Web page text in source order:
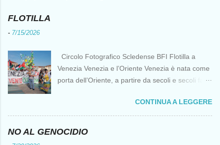
FLOTILLA
- 7/15/2026
Circolo Fotografico Scledense BFI Flotilla a
Venezia Venezia e l’Oriente Venezia è nata come
porta dell’Oriente, a partire da secoli e secoli fa ai
di cantierizzazione veneziane divennero preziose
per tutti i crociati diretti a Gerusalemme. Proprio
le crociate fornirono ai veneziani l’occasione per
CONTINUA A LEGGERE
NO AL GENOCIDIO